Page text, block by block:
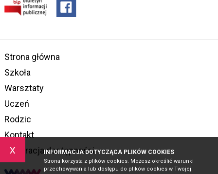
x INFORMACJA DOTYCZĄCA PLIKÓW COOKIES
Strona korzysta z plików cookies. Możesz określić warunki
przechowywania lub dostępu do plików cookies w Twojej
Strona główna
Szkoła
Warsztaty
Uczeń
Rodzic
Kontakt
Deklaracja dostępności